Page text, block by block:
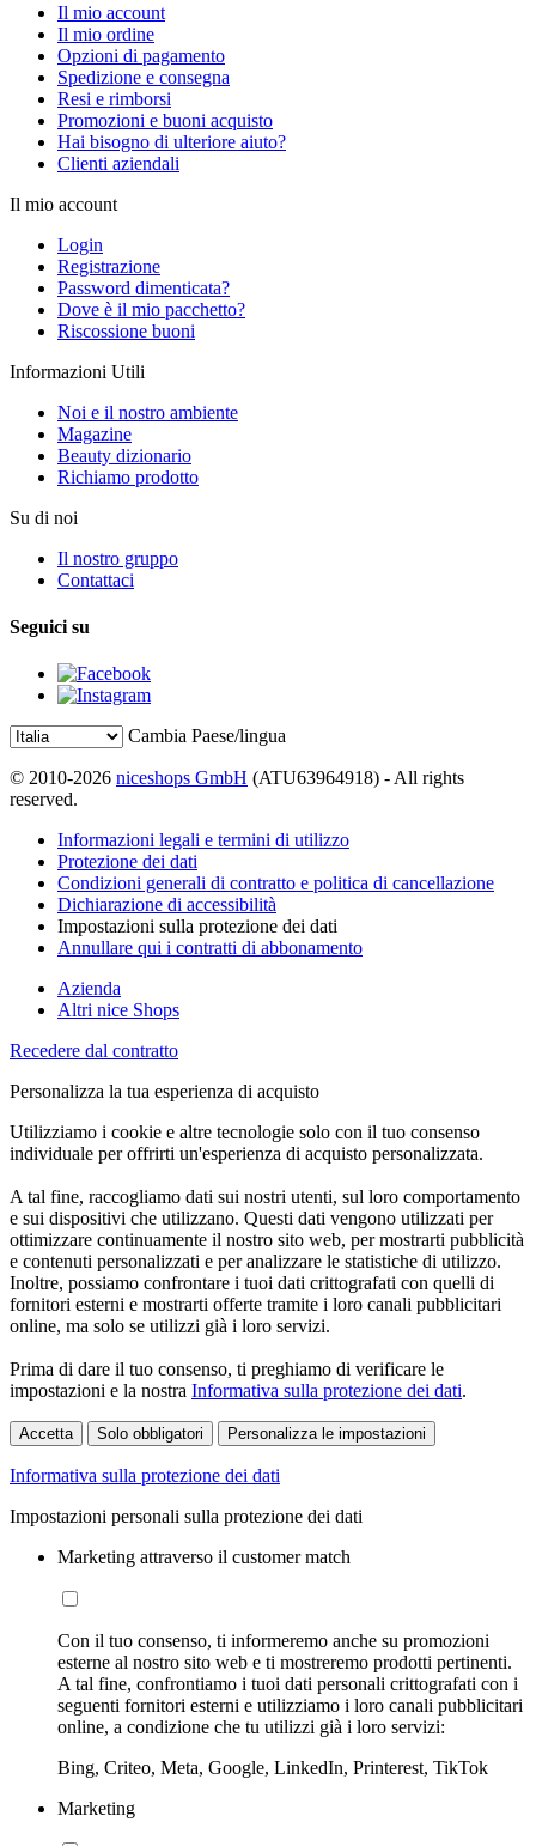
Il mio account
Il mio ordine
Opzioni di pagamento
Spedizione e consegna
Resi e rimborsi
Promozioni e buoni acquisto
Hai bisogno di ulteriore aiuto?
Clienti aziendali
Il mio account
Login
Registrazione
Password dimenticata?
Dove è il mio pacchetto?
Riscossione buoni
Informazioni Utili
Noi e il nostro ambiente
Magazine
Beauty dizionario
Richiamo prodotto
Su di noi
Il nostro gruppo
Contattaci
Seguici su
Cambia Paese/lingua
© 2010-2026 niceshops GmbH (ATU63964918) - All rights
reserved.
Informazioni legali e termini di utilizzo
Protezione dei dati
Condizioni generali di contratto e politica di cancellazione
Dichiarazione di accessibilità
Impostazioni sulla protezione dei dati
Annullare qui i contratti di abbonamento
Azienda
Altri nice Shops
Recedere dal contratto
Personalizza la tua esperienza di acquisto
Utilizziamo i cookie e altre tecnologie solo con il tuo consenso
individuale per offrirti un'esperienza di acquisto personalizzata.
A tal fine, raccogliamo dati sui nostri utenti, sul loro comportamento
e sui dispositivi che utilizzano. Questi dati vengono utilizzati per
ottimizzare continuamente il nostro sito web, per mostrarti pubblicità
e contenuti personalizzati e per analizzare le statistiche di utilizzo.
Inoltre, possiamo confrontare i tuoi dati crittografati con quelli di
fornitori esterni e mostrarti offerte tramite i loro canali pubblicitari
online, ma solo se utilizzi già i loro servizi.
Prima di dare il tuo consenso, ti preghiamo di verificare le
impostazioni e la nostra Informativa sulla protezione dei dati.
Accetta Solo obbligatori Personalizza le impostazioni
Informativa sulla protezione dei dati
Impostazioni personali sulla protezione dei dati
Marketing attraverso il customer match
Con il tuo consenso, ti informeremo anche su promozioni
esterne al nostro sito web e ti mostreremo prodotti pertinenti.
A tal fine, confrontiamo i tuoi dati personali crittografati con i
seguenti fornitori esterni e utilizziamo i loro canali pubblicitari
online, a condizione che tu utilizzi già i loro servizi:
Bing, Criteo, Meta, Google, LinkedIn, Printerest, TikTok
Marketing